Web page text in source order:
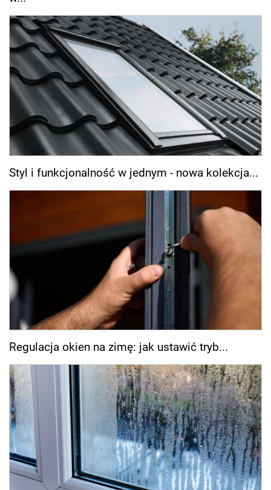
Styl i funkcjonalność w jednym - nowa kolekcja...
Regulacja okien na zimę: jak ustawić tryb...